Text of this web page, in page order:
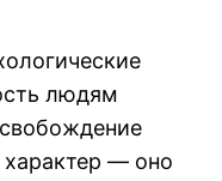
людям
— оно